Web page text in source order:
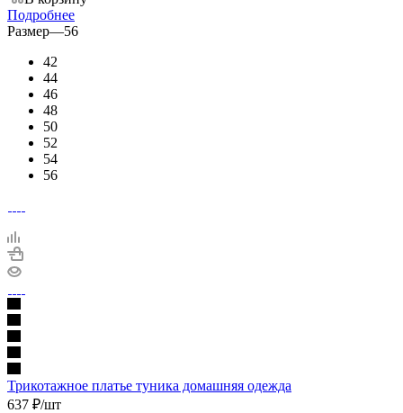
Подробнее
Размер—56
42
44
46
48
50
52
54
56
Трикотажное платье туника домашняя одежда
637 ₽/шт